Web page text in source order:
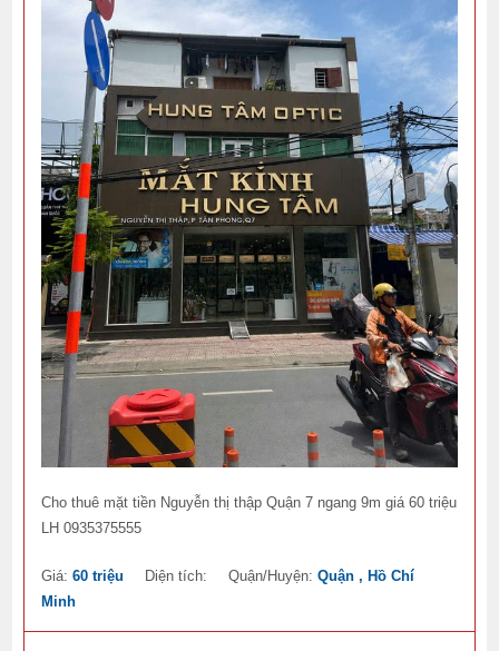
Cho thuê mặt tiền Nguyễn thị thập Quận 7 ngang 9m giá 60 triệu
LH 0935375555
Giá:60 triệu Diện tích: Quận/Huyện:Quận , Hồ Chí
Minh